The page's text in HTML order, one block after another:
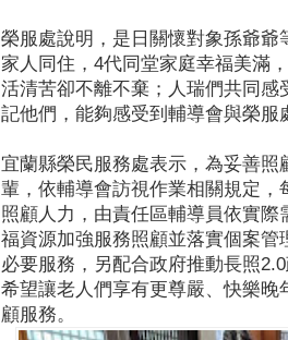
榮服處說明，是日關懷對象孫爺
家人同住，4代同堂家庭幸福美滿
活清苦卻不離不棄；人瑞們共同
記他們，能夠感受到輔導會與榮服
宜蘭縣榮民服務處表示，為妥善
輩，依輔導會訪視作業相關規定
照顧人力，由責任區輔導員依實
福資源加強服務照顧並落實個案
必要服務，另配合政府推動長照
希望讓老人們享有更尊嚴、快樂
顧服務。